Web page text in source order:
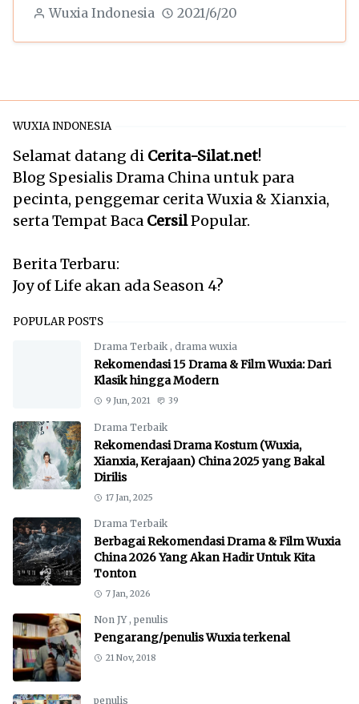
Wuxia Indonesia 2021/6/20
WUXIA INDONESIA
Selamat datang di Cerita-Silat.net!
Blog Spesialis Drama China untuk para
pecinta, penggemar cerita Wuxia & Xianxia,
serta Tempat Baca CersilPopular.
Berita Terbaru:
Joy of Life akan ada Season 4?
POPULAR POSTS
Drama Terbaik , drama wuxia
Rekomendasi 15 Drama & Film Wuxia: Dari
Klasik hingga Modern
9 Jun, 2021 39
Drama Terbaik
Rekomendasi Drama Kostum (Wuxia,
Xianxia, Kerajaan) China 2025 yang Bakal
Dirilis
17 Jan, 2025
Drama Terbaik
Berbagai Rekomendasi Drama & Film Wuxia
China 2026 Yang Akan Hadir Untuk Kita
Tonton
7 Jan, 2026
Non JY , penulis
Pengarang/penulis Wuxia terkenal
21 Nov, 2018
penulis